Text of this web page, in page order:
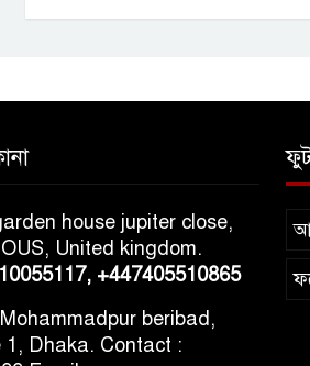
house jupiter close,
United kingdom.
+447405510865
Mohammadpur beribad,
1, Dhaka. Contact :